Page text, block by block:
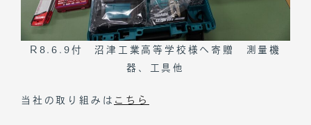
事業内容
会社概要
リクルート
R8.6.9付 沼津工業高等学校様へ寄贈 測量機
器、工具他
当社の取り組みは こちら